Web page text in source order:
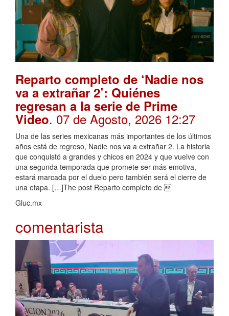
Reparto completo de ‘Nadie nos
va a extrañar 2’: Quiénes
regresan a la serie de Prime
Video. 07 de Agosto, 2026 12:27
Una de las series mexicanas más importantes de los últimos
años está de regreso, Nadie nos va a extrañar 2. La historia
que conquistó a grandes y chicos en 2024 y que vuelve con
una segunda temporada que promete ser más emotiva,
estará marcada por el duelo pero también será el cierre de
una etapa. […]The post Reparto completo de 
Gluc.mx
comentarista